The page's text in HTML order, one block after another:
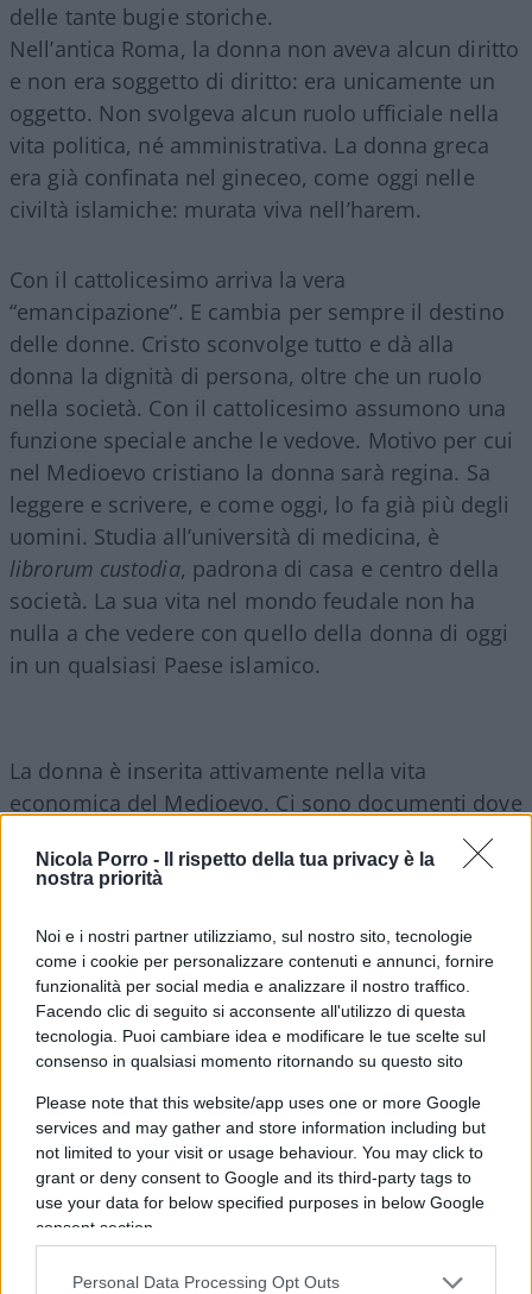
Nicola Porro -
Il rispetto della tua privacy è la
nostra priorità
Noi e i nostri partner utilizziamo, sul nostro sito, tecnologie
come i cookie per personalizzare contenuti e annunci, fornire
funzionalità per social media e analizzare il nostro traffico.
Facendo clic di seguito si acconsente all'utilizzo di questa
tecnologia. Puoi cambiare idea e modificare le tue scelte sul
consenso in qualsiasi momento ritornando su questo sito
Please note that this website/app uses one or more Google
services and may gather and store information including but
not limited to your visit or usage behaviour. You may click to
grant or deny consent to Google and its third-party tags to
use your data for below specified purposes in below Google
consent section.
Personal Data Processing Opt Outs
delle tante bugie storiche.
Nell’antica Roma, la donna non aveva alcun diritto
e non era soggetto di diritto: era unicamente un
oggetto. Non svolgeva alcun ruolo ufficiale nella
vita politica, né amministrativa. La donna greca
era già confinata nel gineceo, come oggi nelle
civiltà islamiche: murata viva nell’harem.
Con il cattolicesimo arriva la vera
“emancipazione”. E cambia per sempre il destino
delle donne. Cristo sconvolge tutto e dà alla
donna la dignità di persona, oltre che un ruolo
nella società. Con il cattolicesimo assumono una
funzione speciale anche le vedove. Motivo per cui
nel Medioevo cristiano la donna sarà regina. Sa
leggere e scrivere, e come oggi, lo fa già più degli
uomini. Studia all’università di medicina, è
librorum custodia, padrona di casa e centro della
società. La sua vita nel mondo feudale non ha
nulla a che vedere con quello della donna di oggi
in un qualsiasi Paese islamico.
La donna è inserita attivamente nella vita
economica del Medioevo. Ci sono documenti dove
nelle donazioni ,nelle vendite, nelle transazioni,
racconta uno degli storici più preparati e fecondi
sul Medioevo,Régine Pernoud. Nei suoi
numerosi libri la Pernoud racconta che 65
mestieri erano già riservati esclusivamente alle
donne contro 81 degli uomini. Mentre per 38
erano previsti entrambi i sessi. Addirittura
Pernoud scrive che in alcune regioni della Francia,
le donne partecipano alle assemblee e votano
come negli Stati Generale del 1308. Poi è arrivato
l’illuminismo e la rivoluzione francese e con esse
la “liberazione” della donna. E di nuovo ha dovuto
chiedere che davanti alla legge le fosse